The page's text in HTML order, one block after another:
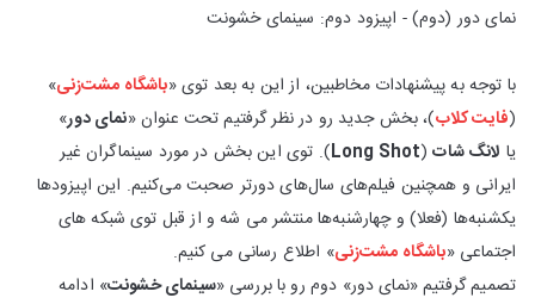
نمای دور (دوم) - اپیزود دوم: سینمای خشونت
با توجه به پیشنهادات مخاطبین، از این به بعد توی «باشگاه مشت‌زنی»
(فایت کلاب)، بخش جدید رو در نظر گرفتیم تحت عنوان «نمای دور»
یا لانگ شات(
Long Shot). توی این بخش در مورد سینماگران غیر
ایرانی و همچنین فیلم‌های سال‌های دورتر صحبت می‌کنیم. این اپیزودها
یکشنبه‌ها (فعلا) و چهارشنبه‌ها منتشر می شه و از قبل توی شبکه های
اجتماعی «باشگاه مشت‌زنی» اطلاع رسانی می کنیم.
تصمیم گرفتیم «نمای دور» دوم رو با بررسی «سینمای خشونت» ادامه